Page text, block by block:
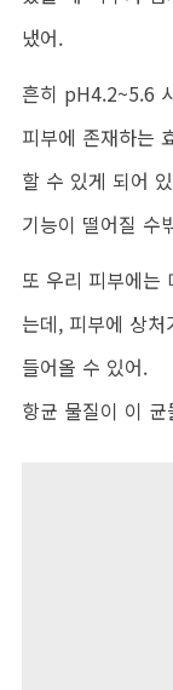
냈어.
흔히 pH4.2~5.6
피부에 존재하는
할 수 있게 되어
기능이 떨어질 수
또 우리 피부에는
는데, 피부에 상
들어올 수 있어.
항균 물질이 이